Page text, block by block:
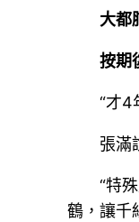
大都
按期
“才4
張滿
“特
鶴，讓千